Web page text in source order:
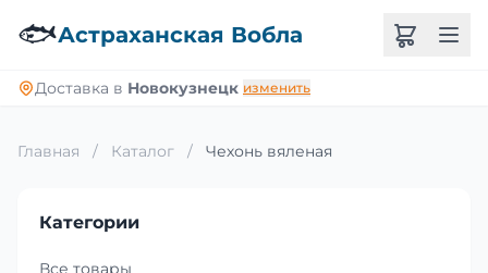
🐟Астраханская Вобла
Доставка в Новокузнецк изменить
Главная / Каталог / Чехонь вяленая
Категории
Все товары